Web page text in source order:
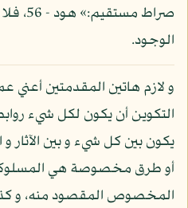
صراط
الوجود.
و لازم هاتين المقدمتين أعني
التكوين أن يكون لكل شيء
يكون بين كل شيء و بين الآثار
أو طرق مخصوصة هي المسلوكة
المخصوص المقصود منه، و